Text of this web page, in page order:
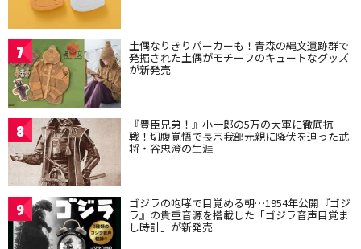
7 土偶なりきりパーカーも！青森の縄文遺跡群で
発掘された土偶がモチーフのキュートなグッズ
が新発売
8 『豊臣兄弟！』小一郎の5万の大軍に徹底抗
戦！切腹覚悟で長宗我部元親に降伏を迫った武
将・谷忠澄の生涯
9 ゴジラの咆哮で目覚める朝…1954年公開『ゴジ
ラ』の貴重音源を搭載した「ゴジラ音声目覚ま
し時計」が新発売